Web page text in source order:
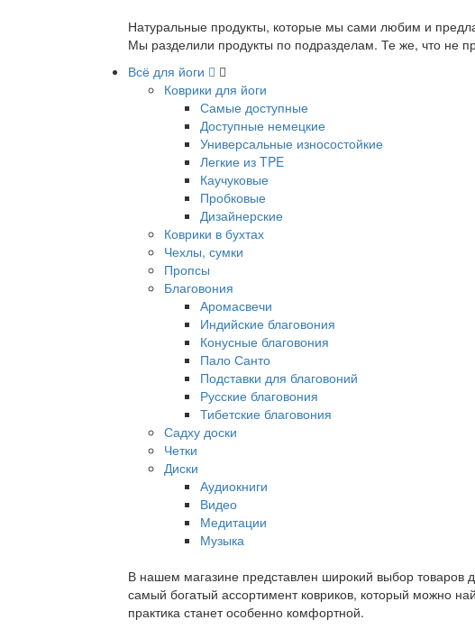
Натуральные продукты, которые мы сами любим и
Мы разделили продукты по подразделам. Те же, что не
Всё для йоги
Коврики для йоги
Самые доступные
Доступные немецкие
Универсальные износостойкие
Легкие из TPE
Каучуковые
Пробковые
Дизайнерские
Коврики в бухтах
Чехлы, сумки
Пропсы
Благовония
Аромасвечи
Индийские благовония
Конусные благовония
Пало Санто
Подставки для благовоний
Русские благовония
Тибетские благовония
Садху доски
Четки
Диски
Аудиокниги
Видео
Медитации
Музыка
В нашем магазине представлен широкий выбор товаров
самый богатый ассортимент ковриков, который можно
практика станет особенно комфортной.